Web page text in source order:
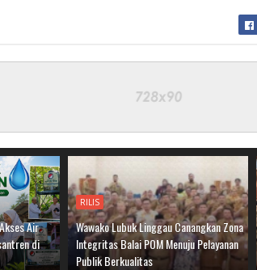
Air
di
RILIS
Wawako Lubuk Linggau Canangkan Zona
Integritas Balai POM Menuju Pelayanan
Publik Berkualitas